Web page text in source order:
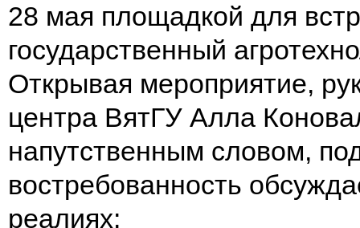
28 мая площадкой для
государственный
Открывая мероприятие,
центра ВятГУ Алла
напутственным словом,
востребованность
реалиях: